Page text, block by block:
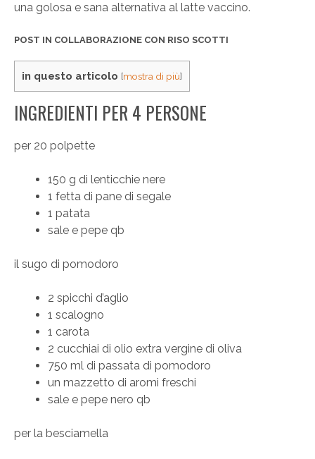
una golosa e sana alternativa al latte vaccino.
POST IN COLLABORAZIONE CON RISO SCOTTI
in questo articolo [mostra di più]
INGREDIENTI PER 4 PERSONE
per 20 polpette
150 g di lenticchie nere
1 fetta di pane di segale
1 patata
sale e pepe qb
il sugo di pomodoro
2 spicchi d’aglio
1 scalogno
1 carota
2 cucchiai di olio extra vergine di oliva
750 ml di passata di pomodoro
un mazzetto di aromi freschi
sale e pepe nero qb
per la besciamella